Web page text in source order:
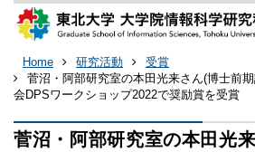
Home 研究活動
受賞
菅沼・阿部研究室の本田光来さん(博士前
会DPSワークショップ2022で奨励賞を受賞
菅沼・阿部研究室の本田光